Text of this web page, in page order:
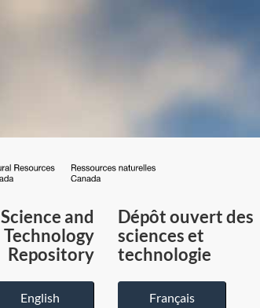
du
Canada
and
Technology
Repository
English
Dépôt ouvert des
sciences et
technologie
Français